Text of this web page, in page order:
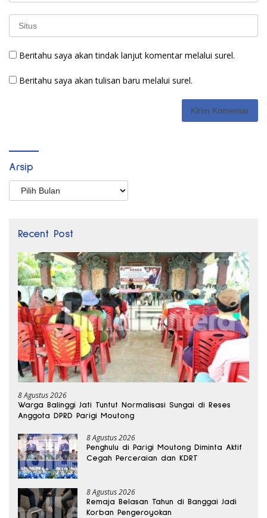
Beritahu saya akan tindak lanjut komentar melalui surel.
Beritahu saya akan tulisan baru melalui surel.
Arsip
Arsip
Recent Post
8 Agustus 2026
Warga Balinggi Jati Tuntut Normalisasi Sungai di Reses
Anggota DPRD Parigi Moutong
8 Agustus 2026
Penghulu di Parigi Moutong Diminta Aktif
Cegah Perceraian dan KDRT
8 Agustus 2026
Remaja Belasan Tahun di Banggai Jadi
Korban Pengeroyokan